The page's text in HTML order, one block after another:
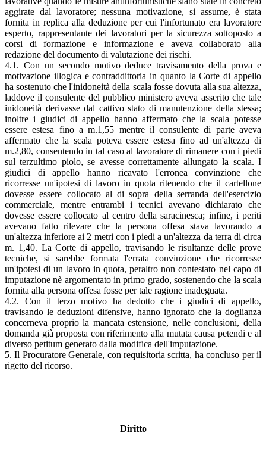
aggirate dal lavoratore; nessuna motivazione, si assume, è stata
fornita in replica alla deduzione per cui l'infortunato era lavoratore
esperto, rappresentante dei lavoratori per la sicurezza sottoposto a
corsi di formazione e informazione e aveva collaborato alla
redazione del documento di valutazione dei rischi.
4.1. Con un secondo motivo deduce travisamento della prova e
motivazione illogica e contraddittoria in quanto la Corte di appello
ha sostenuto che l'inidoneità della scala fosse dovuta alla sua altezza,
laddove il consulente del pubblico ministero aveva asserito che tale
inidoneità derivasse dal cattivo stato di manutenzione della stessa;
inoltre i giudici di appello hanno affermato che la scala potesse
essere estesa fino a m.1,55 mentre il consulente di parte aveva
affermato che la scala poteva essere estesa fino ad un'altezza di
m.2,80, consentendo in tal caso al lavoratore di rimanere con i piedi
sul terzultimo piolo, se avesse correttamente allungato la scala. I
giudici di appello hanno ricavato l'erronea convinzione che
ricorresse un'ipotesi di lavoro in quota ritenendo che il cartellone
dovesse essere collocato al di sopra della serranda dell'esercizio
commerciale, mentre entrambi i tecnici avevano dichiarato che
dovesse essere collocato al centro della saracinesca; infine, i periti
avevano fatto rilevare che la persona offesa stava lavorando a
un'altezza inferiore ai 2 metri con i piedi a un'altezza da terra di circa
m. 1,40. La Corte di appello, travisando le risultanze delle prove
tecniche, si sarebbe formata l'errata convinzione che ricorresse
un'ipotesi di un lavoro in quota, peraltro non contestato nel capo di
imputazione nè argomentato in primo grado, sostenendo che la scala
fornita alla persona offesa fosse per tale ragione inadeguata.
4.2. Con il terzo motivo ha dedotto che i giudici di appello,
travisando le deduzioni difensive, hanno ignorato che la doglianza
concerneva proprio la mancata estensione, nelle conclusioni, della
domanda già proposta con riferimento alla mutata causa petendi e al
diverso petitum generato dalla modifica dell'imputazione.
5. Il Procuratore Generale, con requisitoria scritta, ha concluso per il
rigetto del ricorso.
Diritto